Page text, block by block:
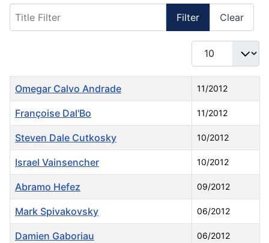
Filter Clear
Display #
Title Created Date
Omegar Calvo Andrade 11/2012
Françoise Dal'Bo 11/2012
Steven Dale Cutkosky 10/2012
Israel Vainsencher 10/2012
Abramo Hefez 09/2012
Mark Spivakovsky 06/2012
Damien Gaboriau 06/2012